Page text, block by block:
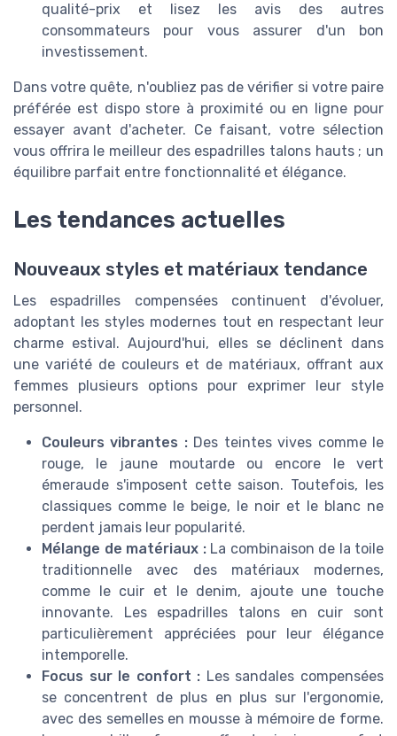
qualité-prix et lisez les avis des autres
consommateurs pour vous assurer d'un bon
investissement.
Dans votre quête, n'oubliez pas de vérifier si votre paire
préférée est dispo store à proximité ou en ligne pour
essayer avant d'acheter. Ce faisant, votre sélection
vous offrira le meilleur des espadrilles talons hauts ; un
équilibre parfait entre fonctionnalité et élégance.
Les tendances actuelles
Nouveaux styles et matériaux tendance
Les espadrilles compensées continuent d'évoluer,
adoptant les styles modernes tout en respectant leur
charme estival. Aujourd'hui, elles se déclinent dans
une variété de couleurs et de matériaux, offrant aux
femmes plusieurs options pour exprimer leur style
personnel.
Couleurs vibrantes :Des teintes vives comme le
rouge, le jaune moutarde ou encore le vert
émeraude s'imposent cette saison. Toutefois, les
classiques comme le beige, le noir et le blanc ne
perdent jamais leur popularité.
Mélange de matériaux :La combinaison de la toile
traditionnelle avec des matériaux modernes,
comme le cuir et le denim, ajoute une touche
innovante. Les espadrilles talons en cuir sont
particulièrement appréciées pour leur élégance
intemporelle.
Focus sur le confort : Les sandales compensées
se concentrent de plus en plus sur l'ergonomie,
avec des semelles en mousse à mémoire de forme.